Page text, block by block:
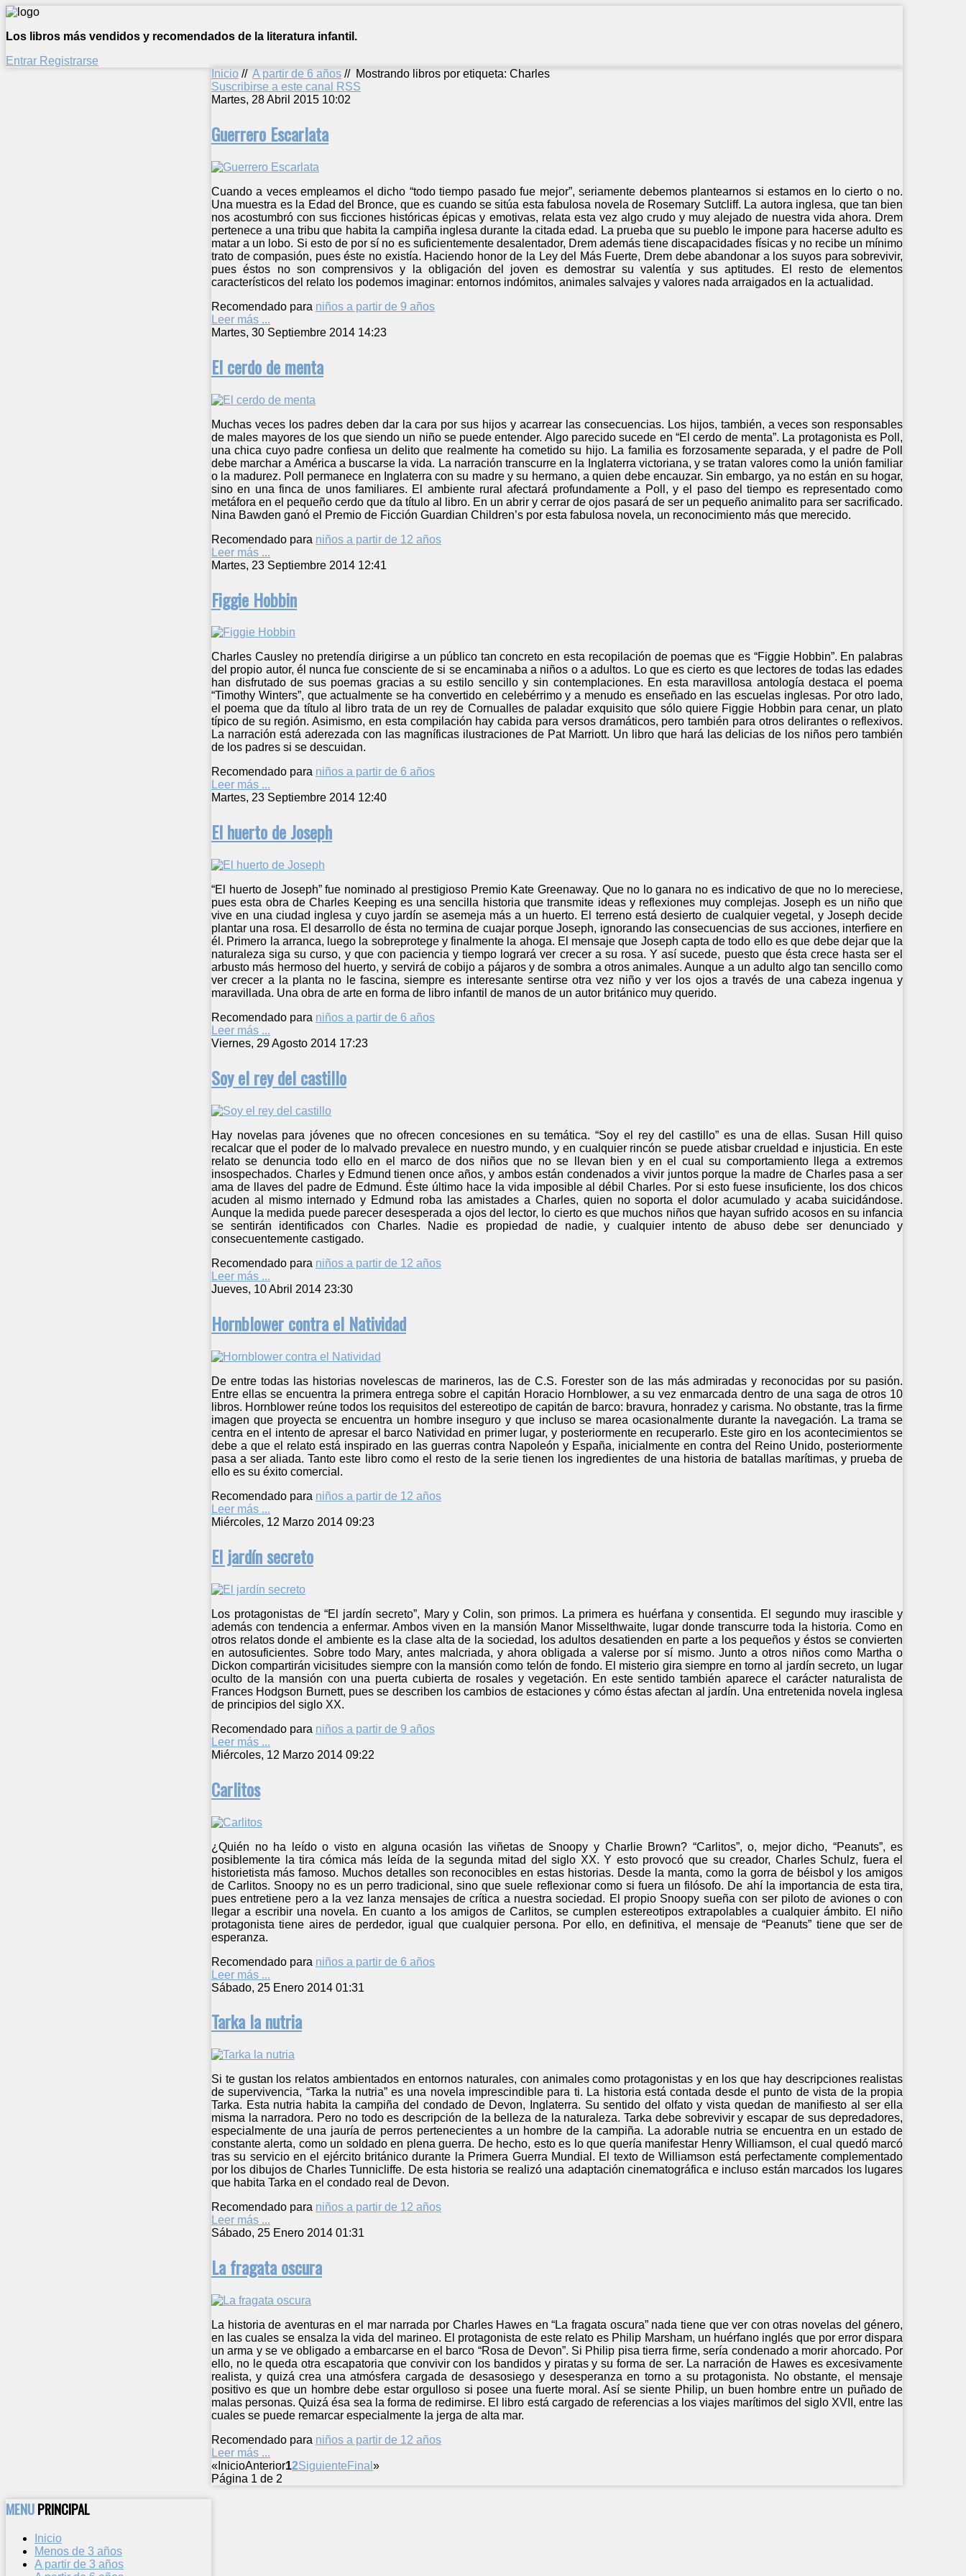
Los libros más vendidos y recomendados de la literatura infantil.
Entrar Registrarse
Inicio // A partir de 6 años // Mostrando libros por etiqueta: Charles
Suscribirse a este canal RSS
Martes, 28 Abril 2015 10:02
Guerrero Escarlata
Cuando a veces empleamos el dicho “todo tiempo pasado fue mejor”, seriamente debemos plantearnos si estamos en lo cierto o no.
Una muestra es la Edad del Bronce, que es cuando se sitúa esta fabulosa novela de Rosemary Sutcliff. La autora inglesa, que tan bien
nos acostumbró con sus ficciones históricas épicas y emotivas, relata esta vez algo crudo y muy alejado de nuestra vida ahora. Drem
pertenece a una tribu que habita la campiña inglesa durante la citada edad. La prueba que su pueblo le impone para hacerse adulto es
matar a un lobo. Si esto de por sí no es suficientemente desalentador, Drem además tiene discapacidades físicas y no recibe un mínimo
trato de compasión, pues éste no existía. Haciendo honor de la Ley del Más Fuerte, Drem debe abandonar a los suyos para sobrevivir,
pues éstos no son comprensivos y la obligación del joven es demostrar su valentía y sus aptitudes. El resto de elementos
característicos del relato los podemos imaginar: entornos indómitos, animales salvajes y valores nada arraigados en la actualidad.
Recomendado para niños a partir de 9 años
Leer más ...
Martes, 30 Septiembre 2014 14:23
El cerdo de menta
Muchas veces los padres deben dar la cara por sus hijos y acarrear las consecuencias. Los hijos, también, a veces son responsables
de males mayores de los que siendo un niño se puede entender. Algo parecido sucede en “El cerdo de menta”. La protagonista es Poll,
una chica cuyo padre confiesa un delito que realmente ha cometido su hijo. La familia es forzosamente separada, y el padre de Poll
debe marchar a América a buscarse la vida. La narración transcurre en la Inglaterra victoriana, y se tratan valores como la unión familiar
o la madurez. Poll permanece en Inglaterra con su madre y su hermano, a quien debe encauzar. Sin embargo, ya no están en su hogar,
sino en una finca de unos familiares. El ambiente rural afectará profundamente a Poll, y el paso del tiempo es representado como
metáfora en el pequeño cerdo que da título al libro. En un abrir y cerrar de ojos pasará de ser un pequeño animalito para ser sacrificado.
Nina Bawden ganó el Premio de Ficción Guardian Children’s por esta fabulosa novela, un reconocimiento más que merecido.
Recomendado para niños a partir de 12 años
Leer más ...
Martes, 23 Septiembre 2014 12:41
Figgie Hobbin
Charles Causley no pretendía dirigirse a un público tan concreto en esta recopilación de poemas que es “Figgie Hobbin”. En palabras
del propio autor, él nunca fue consciente de si se encaminaba a niños o a adultos. Lo que es cierto es que lectores de todas las edades
han disfrutado de sus poemas gracias a su estilo sencillo y sin contemplaciones. En esta maravillosa antología destaca el poema
“Timothy Winters”, que actualmente se ha convertido en celebérrimo y a menudo es enseñado en las escuelas inglesas. Por otro lado,
el poema que da título al libro trata de un rey de Cornualles de paladar exquisito que sólo quiere Figgie Hobbin para cenar, un plato
típico de su región. Asimismo, en esta compilación hay cabida para versos dramáticos, pero también para otros delirantes o reflexivos.
La narración está aderezada con las magníficas ilustraciones de Pat Marriott. Un libro que hará las delicias de los niños pero también
de los padres si se descuidan.
Recomendado para niños a partir de 6 años
Leer más ...
Martes, 23 Septiembre 2014 12:40
El huerto de Joseph
“El huerto de Joseph” fue nominado al prestigioso Premio Kate Greenaway. Que no lo ganara no es indicativo de que no lo mereciese,
pues esta obra de Charles Keeping es una sencilla historia que transmite ideas y reflexiones muy complejas. Joseph es un niño que
vive en una ciudad inglesa y cuyo jardín se asemeja más a un huerto. El terreno está desierto de cualquier vegetal, y Joseph decide
plantar una rosa. El desarrollo de ésta no termina de cuajar porque Joseph, ignorando las consecuencias de sus acciones, interfiere en
él. Primero la arranca, luego la sobreprotege y finalmente la ahoga. El mensaje que Joseph capta de todo ello es que debe dejar que la
naturaleza siga su curso, y que con paciencia y tiempo logrará ver crecer a su rosa. Y así sucede, puesto que ésta crece hasta ser el
arbusto más hermoso del huerto, y servirá de cobijo a pájaros y de sombra a otros animales. Aunque a un adulto algo tan sencillo como
ver crecer a la planta no le fascina, siempre es interesante sentirse otra vez niño y ver los ojos a través de una cabeza ingenua y
maravillada. Una obra de arte en forma de libro infantil de manos de un autor británico muy querido.
Recomendado para niños a partir de 6 años
Leer más ...
Viernes, 29 Agosto 2014 17:23
Soy el rey del castillo
Hay novelas para jóvenes que no ofrecen concesiones en su temática. “Soy el rey del castillo” es una de ellas. Susan Hill quiso
recalcar que el poder de lo malvado prevalece en nuestro mundo, y en cualquier rincón se puede atisbar crueldad e injusticia. En este
relato se denuncia todo ello en el marco de dos niños que no se llevan bien y en el cual su comportamiento llega a extremos
insospechados. Charles y Edmund tienen once años, y ambos están condenados a vivir juntos porque la madre de Charles pasa a ser
ama de llaves del padre de Edmund. Éste último hace la vida imposible al débil Charles. Por si esto fuese insuficiente, los dos chicos
acuden al mismo internado y Edmund roba las amistades a Charles, quien no soporta el dolor acumulado y acaba suicidándose.
Aunque la medida puede parecer desesperada a ojos del lector, lo cierto es que muchos niños que hayan sufrido acosos en su infancia
se sentirán identificados con Charles. Nadie es propiedad de nadie, y cualquier intento de abuso debe ser denunciado y
consecuentemente castigado.
Recomendado para niños a partir de 12 años
Leer más ...
Jueves, 10 Abril 2014 23:30
Hornblower contra el Natividad
De entre todas las historias novelescas de marineros, las de C.S. Forester son de las más admiradas y reconocidas por su pasión.
Entre ellas se encuentra la primera entrega sobre el capitán Horacio Hornblower, a su vez enmarcada dentro de una saga de otros 10
libros. Hornblower reúne todos los requisitos del estereotipo de capitán de barco: bravura, honradez y carisma. No obstante, tras la firme
imagen que proyecta se encuentra un hombre inseguro y que incluso se marea ocasionalmente durante la navegación. La trama se
centra en el intento de apresar el barco Natividad en primer lugar, y posteriormente en recuperarlo. Este giro en los acontecimientos se
debe a que el relato está inspirado en las guerras contra Napoleón y España, inicialmente en contra del Reino Unido, posteriormente
pasa a ser aliada. Tanto este libro como el resto de la serie tienen los ingredientes de una historia de batallas marítimas, y prueba de
ello es su éxito comercial.
Recomendado para niños a partir de 12 años
Leer más ...
Miércoles, 12 Marzo 2014 09:23
El jardín secreto
Los protagonistas de “El jardín secreto”, Mary y Colin, son primos. La primera es huérfana y consentida. El segundo muy irascible y
además con tendencia a enfermar. Ambos viven en la mansión Manor Misselthwaite, lugar donde transcurre toda la historia. Como en
otros relatos donde el ambiente es la clase alta de la sociedad, los adultos desatienden en parte a los pequeños y éstos se convierten
en autosuficientes. Sobre todo Mary, antes malcriada, y ahora obligada a valerse por sí mismo. Junto a otros niños como Martha o
Dickon compartirán vicisitudes siempre con la mansión como telón de fondo. El misterio gira siempre en torno al jardín secreto, un lugar
oculto de la mansión con una puerta cubierta de rosales y vegetación. En este sentido también aparece el carácter naturalista de
Frances Hodgson Burnett, pues se describen los cambios de estaciones y cómo éstas afectan al jardín. Una entretenida novela inglesa
de principios del siglo XX.
Recomendado para niños a partir de 9 años
Leer más ...
Miércoles, 12 Marzo 2014 09:22
Carlitos
¿Quién no ha leído o visto en alguna ocasión las viñetas de Snoopy y Charlie Brown? “Carlitos”, o, mejor dicho, “Peanuts”, es
posiblemente la tira cómica más leída de la segunda mitad del siglo XX. Y esto provocó que su creador, Charles Schulz, fuera el
historietista más famoso. Muchos detalles son reconocibles en estas historias. Desde la manta, como la gorra de béisbol y los amigos
de Carlitos. Snoopy no es un perro tradicional, sino que suele reflexionar como si fuera un filósofo. De ahí la importancia de esta tira,
pues entretiene pero a la vez lanza mensajes de crítica a nuestra sociedad. El propio Snoopy sueña con ser piloto de aviones o con
llegar a escribir una novela. En cuanto a los amigos de Carlitos, se cumplen estereotipos extrapolables a cualquier ámbito. El niño
protagonista tiene aires de perdedor, igual que cualquier persona. Por ello, en definitiva, el mensaje de “Peanuts” tiene que ser de
esperanza.
Recomendado para niños a partir de 6 años
Leer más ...
Sábado, 25 Enero 2014 01:31
Tarka la nutria
Si te gustan los relatos ambientados en entornos naturales, con animales como protagonistas y en los que hay descripciones realistas
de supervivencia, “Tarka la nutria” es una novela imprescindible para ti. La historia está contada desde el punto de vista de la propia
Tarka. Esta nutria habita la campiña del condado de Devon, Inglaterra. Su sentido del olfato y vista quedan de manifiesto al ser ella
misma la narradora. Pero no todo es descripción de la belleza de la naturaleza. Tarka debe sobrevivir y escapar de sus depredadores,
especialmente de una jauría de perros pertenecientes a un hombre de la campiña. La adorable nutria se encuentra en un estado de
constante alerta, como un soldado en plena guerra. De hecho, esto es lo que quería manifestar Henry Williamson, el cual quedó marcó
tras su servicio en el ejército británico durante la Primera Guerra Mundial. El texto de Williamson está perfectamente complementado
por los dibujos de Charles Tunnicliffe. De esta historia se realizó una adaptación cinematográfica e incluso están marcados los lugares
que habita Tarka en el condado real de Devon.
Recomendado para niños a partir de 12 años
Leer más ...
Sábado, 25 Enero 2014 01:31
La fragata oscura
La historia de aventuras en el mar narrada por Charles Hawes en “La fragata oscura” nada tiene que ver con otras novelas del género,
en las cuales se ensalza la vida del marineo. El protagonista de este relato es Philip Marsham, un huérfano inglés que por error dispara
un arma y se ve obligado a embarcarse en el barco “Rosa de Devon”. Si Philip pisa tierra firme, sería condenado a morir ahorcado. Por
ello, no le queda otra escapatoria que convivir con los bandidos y piratas y su forma de ser. La narración de Hawes es excesivamente
realista, y quizá crea una atmósfera cargada de desasosiego y desesperanza en torno a su protagonista. No obstante, el mensaje
positivo es que un hombre debe estar orgulloso si posee una fuerte moral. Así se siente Philip, un buen hombre entre un puñado de
malas personas. Quizá ésa sea la forma de redimirse. El libro está cargado de referencias a los viajes marítimos del siglo XVII, entre las
cuales se puede remarcar especialmente la jerga de alta mar.
Recomendado para niños a partir de 12 años
Leer más ...
« InicioAnterior12Siguiente Final »
Página 1 de 2
MENUPRINCIPAL
Inicio
Menos de 3 años
A partir de 3 años